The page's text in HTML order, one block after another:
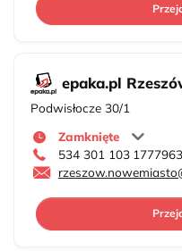
epaka.pl
Podwisłocze 30/1
Zamknięte
534 301 103